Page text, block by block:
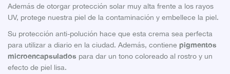
Además de otorgar protección solar muy alta frente a los rayos
UV, protege nuestra piel de la contaminación y embellece la piel.
Su protección anti-polución hace que esta crema sea perfecta
para utilizar a diario en la ciudad. Además, contiene pigmentos
microencapsulados para dar un tono coloreado al rostro y un
efecto de piel lisa.